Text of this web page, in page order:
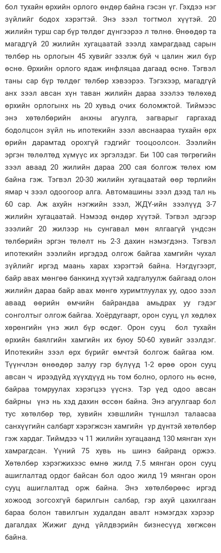
бол тухайн өрхийн орлого өндөр байна гэсэн үг. Гэхдээ нэг
зүйлийг бодох хэрэгтэй. Энэ зээл тогтмол хүүтэй. 20
жилийн турш сар бүр төлдөг дүнгээрээ л төлнө. Өнөөдөр та
магадгүй 20 жилийн хугацаатай зээлд хамрагдаад сарын
төлбөр нь орлогын 45 хувийг эзэлж буй ч цалин жил бүр
өснө. Өрхийн орлого ядаж инфляцаа дагаад өснө. Тэгвэл
таны сар бүр төлдөг төлбөр хэвээрээ. Тэгэхээр, магадгүй
анх зээл авсан хүн таван жилийн дараа зээлээ төлөхөд
өрхийн орлогынх нь 20 хувьд очих боломжтой. Тиймээс
энэ хөтөлбөрийн анхны агуулга, загварыг гаргахад
бодолцсон зүйл нь ипотекийн зээл авснаараа тухайн өрх
өрийн дарамтад орохгүй гэдгийг тооцоолсон. Зээлийн
эргэн төлөлтөд хүмүүс их эргэлздэг. Би 100 сая төгрөгийн
зээл аваад 20 жилийн дараа 200 сая болгож төлөх юм
байна гэж. Тэгвэл 20-30 жилийн хугацаатай өөр төрлийн
ямар ч зээл одоогоор алга. Автомашины зээл дээд тал нь
60 сар. Аж ахуйн нэгжийн зээл, ЖДҮ-ийн зээлүүд 3-7
жилийн хугацаатай. Нэмээд өндөр хүүтэй. Тэгвэл эдгээр
зээлийг 20 жилээр нь сунгавал мөн ялгаагүй үндсэн
төлбөрийн эргэн төлөлт нь 2-3 дахин нэмэгдэнэ. Тэгвэл
ипотекийн зээлийн иргэдэд олгож байгаа хамгийн чухал
зүйлийг иргэд маань харах хэрэгтэй байна. Нэгдүгээрт,
байр авах мөнгөө банкинд хүүтэй хадгалуулж байгаад олон
жилийн дараа байр авах мөнгө хуримтлуулах уу, одоо зээл
аваад өөрийн өмчийн байрандаа амьдрах уу гэдэг
сонголтыг олгож байгаа. Хоёрдугаарт, орон сууц, үл хөдлөх
хөрөнгийн үнэ жил бүр өсдөг. Орон сууц бол тухайн
өрхийн баялгийн хамгийн их буюу 50-60 хувийг эзэлдэг.
Ипотекийн зээл өрх бүрийг өмчтэй болгож байгаа юм.
Түүнчлэн өнөөдөр залуу гэр бүлүүд 1-2 өрөө орон сууц
авсан ч ирээдүйд хүүхдүүд нь том болно, орлого нь өснө,
байраа томруулах хэрэгцээ үүснэ. Тэр үед одоо авсан
байрны үнэ нь хэд дахин өссөн байна. Энэ агуулгаар бол
тус хөтөлбөр төр, хувийн хэвшлийн түншлэл талаасаа
санхүүгийн салбарт хэрэгжсэн хамгийн үр дүнтэй хөтөлбөр
гэж хардаг. Тиймдээ ч 11 жилийн хугацаанд 130 мянган хүн
хамрагдсан. Үүний 75 хувь нь шинэ байранд оржээ.
Хөтөлбөр хэрэгжихээс өмнө жилд 7.5 мянган орон сууц
ашиглалтад ордог байсан бол одоо жилд 19 мянган орон
сууц ашиглалтад орж байна. Энэ хөтөлбөрөөс иргэд
хожоод зогсохгүй барилгын салбар, гэр ахуй цахилгаан
бараа болон тавилгын худалдан авалт нэмэгдэх хэрээр
дагалдах Жижиг дунд үйлдвэрийн бизнесүүд хөгжсөн
байна.